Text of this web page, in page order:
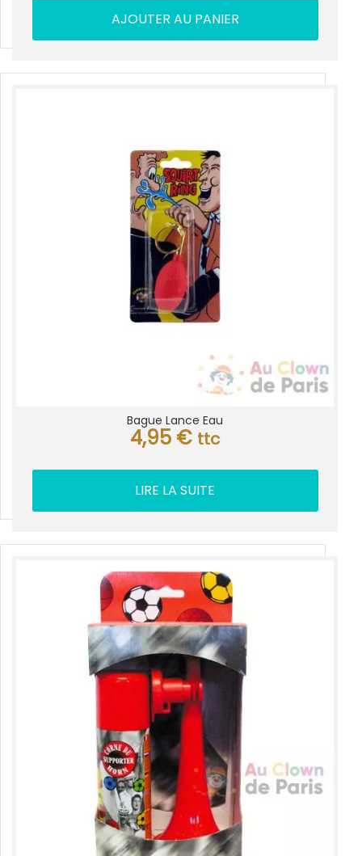
AJOUTER AU PANIER
Bague Lance Eau
4,95 € ttc
LIRE LA SUITE